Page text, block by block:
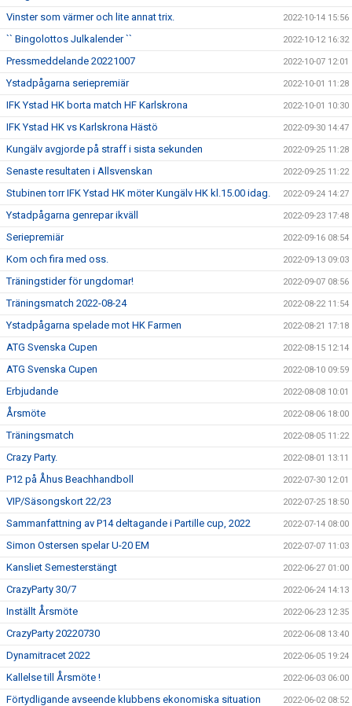
Vinster som värmer och lite annat trix. 2022-10-14 15:56
`` Bingolottos Julkalender `` 2022-10-12 16:32
Pressmeddelande 20221007 2022-10-07 12:01
Ystadpågarna seriepremiär 2022-10-01 11:28
IFK Ystad HK borta match HF Karlskrona 2022-10-01 10:30
IFK Ystad HK vs Karlskrona Hästö 2022-09-30 14:47
Kungälv avgjorde på straff i sista sekunden 2022-09-25 11:28
Senaste resultaten i Allsvenskan 2022-09-25 11:22
Stubinen torr IFK Ystad HK möter Kungälv HK kl.15.00 idag. 2022-09-24 14:27
Ystadpågarna genrepar ikväll 2022-09-23 17:48
Seriepremiär 2022-09-16 08:54
Kom och fira med oss. 2022-09-13 09:03
Träningstider för ungdomar! 2022-09-07 08:56
Träningsmatch 2022-08-24 2022-08-22 11:54
Ystadpågarna spelade mot HK Farmen 2022-08-21 17:18
ATG Svenska Cupen 2022-08-15 12:14
ATG Svenska Cupen 2022-08-10 09:59
Erbjudande 2022-08-08 10:01
Årsmöte 2022-08-06 18:00
Träningsmatch 2022-08-05 11:22
Crazy Party. 2022-08-01 13:11
P12 på Åhus Beachhandboll 2022-07-30 12:01
VIP/Säsongskort 22/23 2022-07-25 18:50
Sammanfattning av P14 deltagande i Partille cup, 2022 2022-07-14 08:00
Simon Ostersen spelar U-20 EM 2022-07-07 11:03
Kansliet Semesterstängt 2022-06-27 01:00
CrazyParty 30/7 2022-06-24 14:13
Inställt Årsmöte 2022-06-23 12:35
CrazyParty 20220730 2022-06-08 13:40
Dynamitracet 2022 2022-06-05 19:24
Kallelse till Årsmöte ! 2022-06-03 06:00
Förtydligande avseende klubbens ekonomiska situation 2022-06-02 08:52